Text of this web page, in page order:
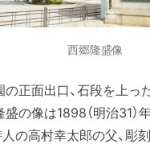
西郷隆盛像
の正面出口、石段を上っ
の像は1898（明治31）
の高村幸太郎の父、彫